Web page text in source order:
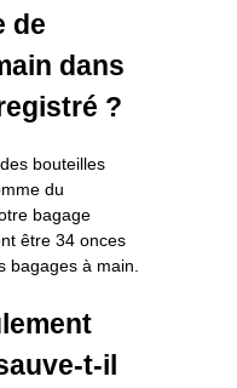
de
dans
?
bouteilles
du
bagage
être 34 onces
bagages à main.
t-il